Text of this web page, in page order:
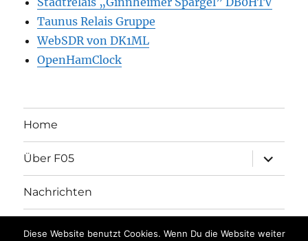
Taunus Relais Gruppe
WebSDR von DK1ML
OpenHamClock
Home
Über F05
öffnen
Nachrichten
öffnen
Diese Website benutzt Cookies. Wenn Du die Website weiter